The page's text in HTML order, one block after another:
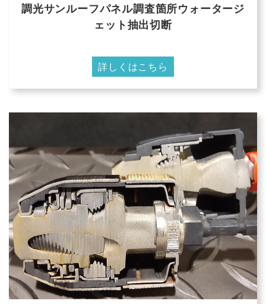
調光サンルーフパネル調査箇所ウォータージ
ェット抽出切断
詳しくはこちら